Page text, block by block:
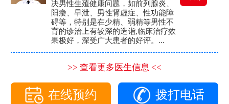
决男性生殖健康问题，如前列腺炎、
阳痿、早泄、男性肾虚症、性功能障
碍等，特别是在少精、弱精等男性不
育的诊治上有较深的造诣,临床治疗效
果极好，深受广大患者的好评。...
>> 查看更多医生信息 <<
在线预约 拨打电话